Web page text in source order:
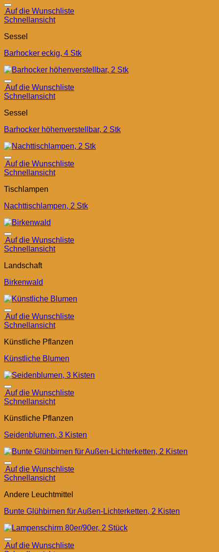
Auf die Wunschliste
Schnellansicht
Sessel
Barhocker eckig, 4 Stk
Auf die Wunschliste
Schnellansicht
Sessel
Barhocker höhenverstellbar, 2 Stk
Auf die Wunschliste
Schnellansicht
Tischlampen
Nachttischlampen, 2 Stk
Auf die Wunschliste
Schnellansicht
Landschaft
Birkenwald
Auf die Wunschliste
Schnellansicht
Künstliche Pflanzen
Künstliche Blumen
Auf die Wunschliste
Schnellansicht
Künstliche Pflanzen
Seidenblumen, 3 Kisten
Auf die Wunschliste
Schnellansicht
Andere Leuchtmittel
Bunte Glühbirnen für Außen-Lichterketten, 2 Kisten
Auf die Wunschliste